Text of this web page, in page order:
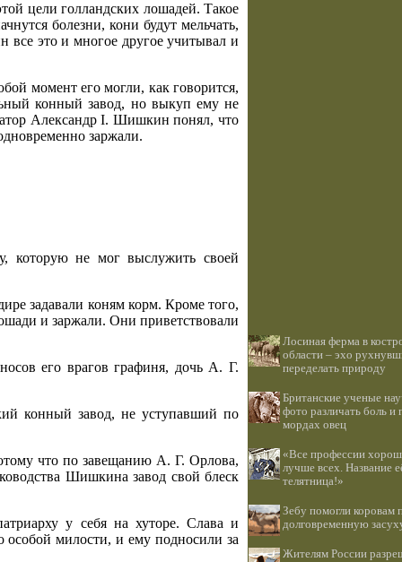
цели голландских лошадей. Такое
болезни, кони будут мельчать,
все это и многое другое учитывал и
момент его могли, как говорится,
конный завод, но выкуп ему не
Александр I. Шишкин понял, что
заржали.
которую не мог выслужить своей
задавали коням корм. Кроме того,
и заржали. Они приветствовали
его врагов графиня, дочь А. Г.
конный завод, не уступавший по
что по завещанию А. Г. Орлова,
Шишкина завод свой блеск
у себя на хуторе. Слава и
милости, и ему подносили за
Лосиная ферма в
области – эхо
переделать природу
Британские ученые
фото различать боль и
мордах овец
«Все профессии
лучше всех. Название
телятница!»
Зебу помогли коровам
долговременную
Жителям России